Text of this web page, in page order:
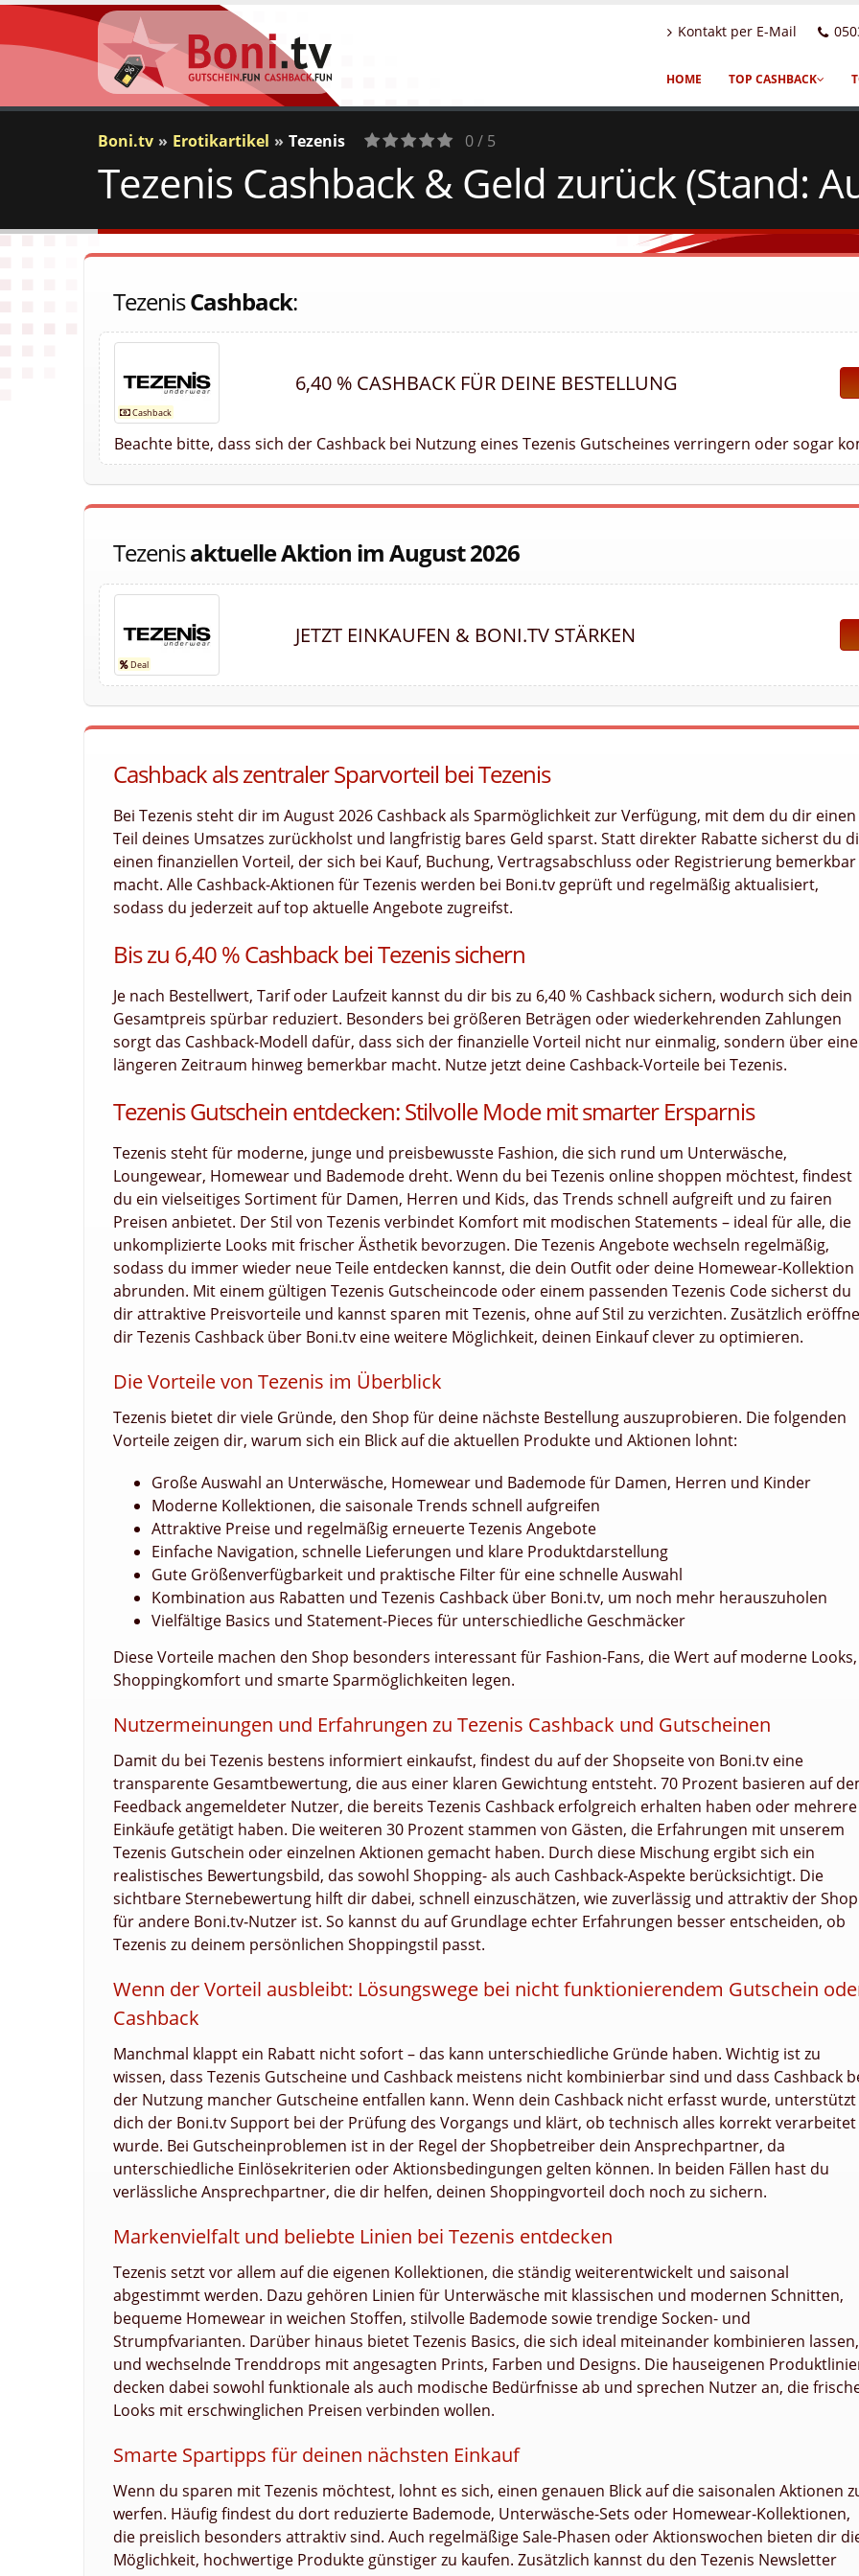
Kontakt per E-Mail
HOME TOP CASHBACK
Boni.tv Erotikartikel Tezenis
Votes
0 / 5
Tezenis Cashback & Geld zurück (Stand:
TezenisCashback:
6,40 % CASHBACK FÜR DEINE BESTELLUNG
Beachte bitte, dass sich der Cashback bei Nutzung eines Tezenis Gutscheines verringern oder sogar
Tezenisaktuelle Aktion im August 2026
JETZT EINKAUFEN & BONI.TV STÄRKEN
Cashback als zentraler Sparvorteil bei Tezenis
Bei Tezenis steht dir im August 2026 Cashback als Sparmöglichkeit zur Verfügung, mit dem du dir einen
Teil deines Umsatzes zurückholst und langfristig bares Geld sparst. Statt direkter Rabatte sicherst du
einen finanziellen Vorteil, der sich bei Kauf, Buchung, Vertragsabschluss oder Registrierung bemerkbar
macht. Alle Cashback-Aktionen für Tezenis werden bei Boni.tv geprüft und regelmäßig aktualisiert,
sodass du jederzeit auf top aktuelle Angebote zugreifst.
Bis zu 6,40 % Cashback bei Tezenis sichern
Je nach Bestellwert, Tarif oder Laufzeit kannst du dir bis zu 6,40 % Cashback sichern, wodurch sich dein
Gesamtpreis spürbar reduziert. Besonders bei größeren Beträgen oder wiederkehrenden Zahlungen
sorgt das Cashback-Modell dafür, dass sich der finanzielle Vorteil nicht nur einmalig, sondern über
längeren Zeitraum hinweg bemerkbar macht. Nutze jetzt deine Cashback-Vorteile bei Tezenis.
Tezenis Gutschein entdecken: Stilvolle Mode mit smarter Ersparnis
Tezenis steht für moderne, junge und preisbewusste Fashion, die sich rund um Unterwäsche,
Loungewear, Homewear und Bademode dreht. Wenn du bei Tezenis online shoppen möchtest, findest
du ein vielseitiges Sortiment für Damen, Herren und Kids, das Trends schnell aufgreift und zu fairen
Preisen anbietet. Der Stil von Tezenis verbindet Komfort mit modischen Statements – ideal für alle, die
unkomplizierte Looks mit frischer Ästhetik bevorzugen. Die Tezenis Angebote wechseln regelmäßig,
sodass du immer wieder neue Teile entdecken kannst, die dein Outfit oder deine Homewear-Kollektion
abrunden. Mit einem gültigen Tezenis Gutscheincode oder einem passenden Tezenis Code sicherst du
dir attraktive Preisvorteile und kannst sparen mit Tezenis, ohne auf Stil zu verzichten. Zusätzlich
dir Tezenis Cashback über Boni.tv eine weitere Möglichkeit, deinen Einkauf clever zu optimieren.
Die Vorteile von Tezenis im Überblick
Tezenis bietet dir viele Gründe, den Shop für deine nächste Bestellung auszuprobieren. Die folgenden
Vorteile zeigen dir, warum sich ein Blick auf die aktuellen Produkte und Aktionen lohnt:
Große Auswahl an Unterwäsche, Homewear und Bademode für Damen, Herren und Kinder
Moderne Kollektionen, die saisonale Trends schnell aufgreifen
Attraktive Preise und regelmäßig erneuerte Tezenis Angebote
Einfache Navigation, schnelle Lieferungen und klare Produktdarstellung
Gute Größenverfügbarkeit und praktische Filter für eine schnelle Auswahl
Kombination aus Rabatten und Tezenis Cashback über Boni.tv, um noch mehr herauszuholen
Vielfältige Basics und Statement-Pieces für unterschiedliche Geschmäcker
Diese Vorteile machen den Shop besonders interessant für Fashion-Fans, die Wert auf moderne Looks,
Shoppingkomfort und smarte Sparmöglichkeiten legen.
Nutzermeinungen und Erfahrungen zu Tezenis Cashback und Gutscheinen
Damit du bei Tezenis bestens informiert einkaufst, findest du auf der Shopseite von Boni.tv eine
transparente Gesamtbewertung, die aus einer klaren Gewichtung entsteht. 70 Prozent basieren auf
Feedback angemeldeter Nutzer, die bereits Tezenis Cashback erfolgreich erhalten haben oder mehrere
Einkäufe getätigt haben. Die weiteren 30 Prozent stammen von Gästen, die Erfahrungen mit unserem
Tezenis Gutschein oder einzelnen Aktionen gemacht haben. Durch diese Mischung ergibt sich ein
realistisches Bewertungsbild, das sowohl Shopping- als auch Cashback-Aspekte berücksichtigt. Die
sichtbare Sternebewertung hilft dir dabei, schnell einzuschätzen, wie zuverlässig und attraktiv der Shop
für andere Boni.tv‑Nutzer ist. So kannst du auf Grundlage echter Erfahrungen besser entscheiden, ob
Tezenis zu deinem persönlichen Shoppingstil passt.
Wenn der Vorteil ausbleibt: Lösungswege bei nicht funktionierendem Gutschein
Cashback
Manchmal klappt ein Rabatt nicht sofort – das kann unterschiedliche Gründe haben. Wichtig ist zu
wissen, dass Tezenis Gutscheine und Cashback meistens nicht kombinierbar sind und dass Cashback
der Nutzung mancher Gutscheine entfallen kann. Wenn dein Cashback nicht erfasst wurde, unterstützt
dich der Boni.tv Support bei der Prüfung des Vorgangs und klärt, ob technisch alles korrekt verarbeitet
wurde. Bei Gutscheinproblemen ist in der Regel der Shopbetreiber dein Ansprechpartner, da
unterschiedliche Einlösekriterien oder Aktionsbedingungen gelten können. In beiden Fällen hast du
verlässliche Ansprechpartner, die dir helfen, deinen Shoppingvorteil doch noch zu sichern.
Markenvielfalt und beliebte Linien bei Tezenis entdecken
Tezenis setzt vor allem auf die eigenen Kollektionen, die ständig weiterentwickelt und saisonal
abgestimmt werden. Dazu gehören Linien für Unterwäsche mit klassischen und modernen Schnitten,
bequeme Homewear in weichen Stoffen, stilvolle Bademode sowie trendige Socken- und
Strumpfvarianten. Darüber hinaus bietet Tezenis Basics, die sich ideal miteinander kombinieren lassen,
und wechselnde Trenddrops mit angesagten Prints, Farben und Designs. Die hauseigenen
decken dabei sowohl funktionale als auch modische Bedürfnisse ab und sprechen Nutzer an, die
Looks mit erschwinglichen Preisen verbinden wollen.
Smarte Spartipps für deinen nächsten Einkauf
Wenn du sparen mit Tezenis möchtest, lohnt es sich, einen genauen Blick auf die saisonalen Aktionen
werfen. Häufig findest du dort reduzierte Bademode, Unterwäsche-Sets oder Homewear‑Kollektionen,
die preislich besonders attraktiv sind. Auch regelmäßige Sale‑Phasen oder Aktionswochen bieten dir
Möglichkeit, hochwertige Produkte günstiger zu kaufen. Zusätzlich kannst du den Tezenis Newsletter